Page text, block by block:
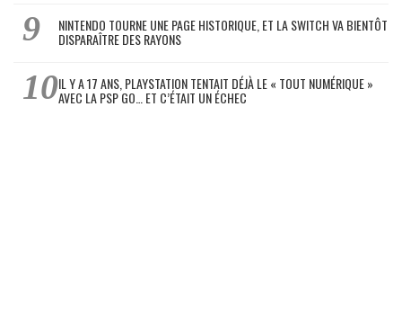
NINTENDO TOURNE UNE PAGE HISTORIQUE, ET LA SWITCH VA BIENTÔT
DISPARAÎTRE DES RAYONS
IL Y A 17 ANS, PLAYSTATION TENTAIT DÉJÀ LE « TOUT NUMÉRIQUE »
AVEC LA PSP GO… ET C’ÉTAIT UN ÉCHEC